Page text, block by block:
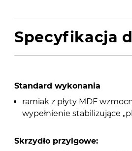
Specyfikacja
Standard wykonania
ramiak z płyty MDF
wypełnienie stabilizujące
Skrzydło przylgowe: